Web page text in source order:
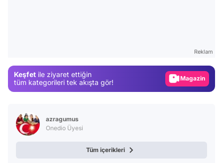
Reklam
Keşfet ile ziyaret ettiğin
tüm kategorileri tek akışta gör!
Video
azragumus
Onedio Üyesi
Tüm içerikleri